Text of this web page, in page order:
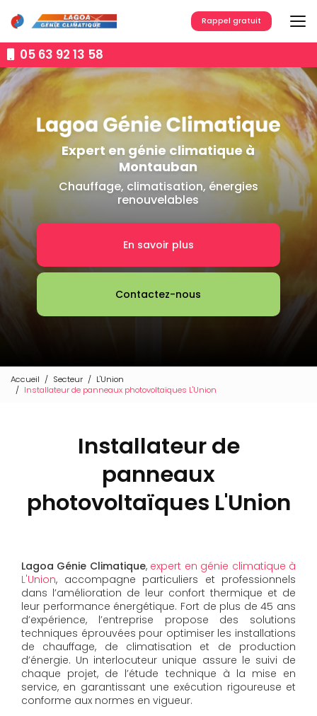
au
contenu
principal05 63 92 13 58
Rappel gratuit
Expert en génie climatique à
Montauban
Chauffage, climatisation, énergies
renouvelables
En savoir plus
Contactez-nous
Accueil Secteur
L'Union
Installateur de panneaux photovoltaïques L'Union
Installateur de
panneaux
photovoltaïques L'Union
Lagoa Génie Climatique, expert en génie climatique à
L'Union, accompagne particuliers et professionnels
dans l’amélioration de leur confort thermique et de
leur performance énergétique. Fort de plus de 45 ans
d’expérience, l’entreprise propose des solutions
techniques éprouvées pour optimiser les installations
de chauffage, de climatisation et de production
d’énergie. Un interlocuteur unique assure le suivi de
chaque projet, de l’étude technique à la mise en
service, en garantissant une exécution rigoureuse et
conforme aux normes en vigueur.